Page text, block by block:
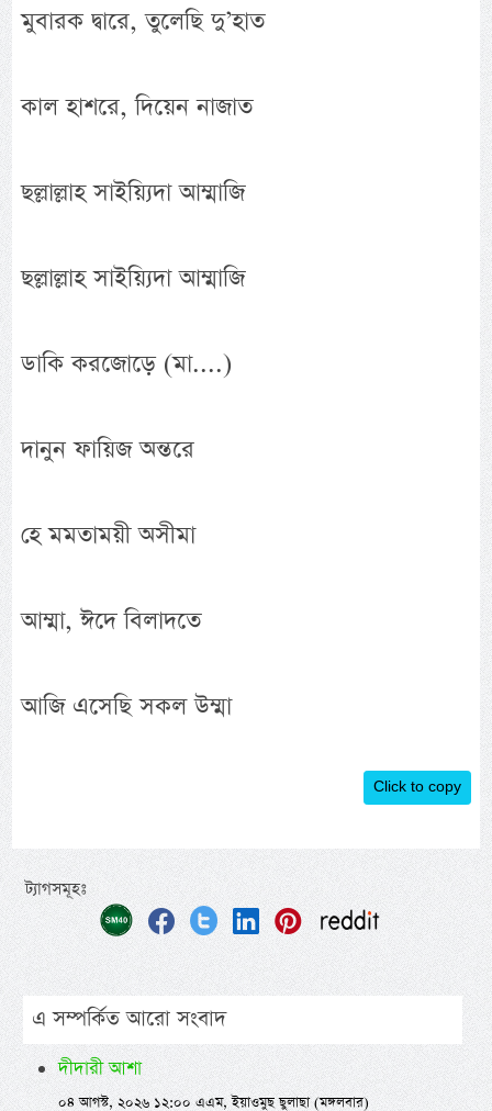
মুবারক দ্বারে, তুলেছি দু’হাত
কাল হাশরে, দিয়েন নাজাত
ছল্লাল্লাহ সাইয়্যিদা আম্মাজি
ছল্লাল্লাহ সাইয়্যিদা আম্মাজি
ডাকি করজোড়ে (মা....)
দানুন ফায়িজ অন্তরে
হে মমতাময়ী অসীমা
আম্মা, ঈদে বিলাদতে
আজি এসেছি সকল উম্মা
Click to copy
ট্যাগসমূহঃ
এ সম্পর্কিত আরো সংবাদ
দীদারী আশা
০৪ আগস্ট, ২০২৬ ১২:০০ এএম, ইয়াওমুছ ছুলাছা (মঙ্গলবার)